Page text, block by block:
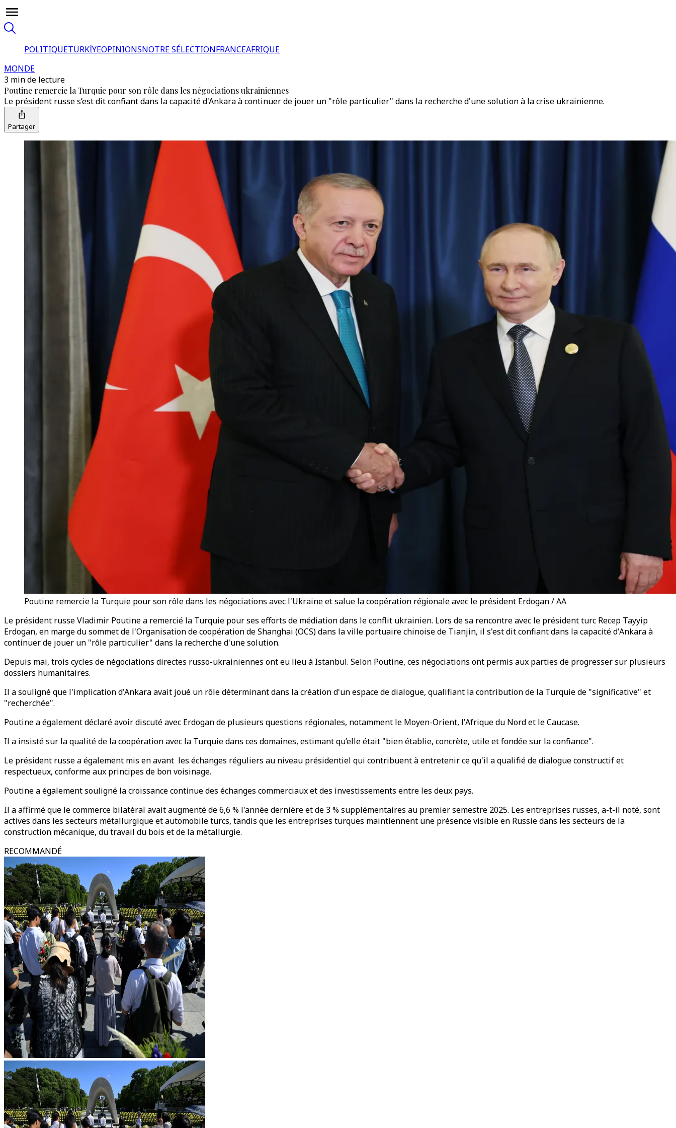
POLITIQUETÜRKİYEOPINIONSNOTRE SÉLECTIONFRANCEAFRIQUE
MONDE
3 min de lecture
Poutine remercie la Turquie pour son rôle dans les négociations ukrainiennes
Le président russe s’est dit confiant dans la capacité d'Ankara à continuer de jouer un "rôle particulier" dans la recherche d'une solution à la crise ukrainienne.
Partager
Poutine remercie la Turquie pour son rôle dans les négociations avec l'Ukraine et salue la coopération régionale avec le président Erdogan / AA
Le président russe Vladimir Poutine a remercié la Turquie pour ses efforts de médiation dans le conflit ukrainien. Lors de sa rencontre avec le président turc Recep Tayyip
Erdogan, en marge du sommet de l'Organisation de coopération de Shanghai (OCS) dans la ville portuaire chinoise de Tianjin, il s'est dit confiant dans la capacité d'Ankara à
continuer de jouer un "rôle particulier" dans la recherche d'une solution.
Depuis mai, trois cycles de négociations directes russo-ukrainiennes ont eu lieu à Istanbul. Selon Poutine, ces négociations ont permis aux parties de progresser sur plusieurs
dossiers humanitaires.
Il a souligné que l'implication d'Ankara avait joué un rôle déterminant dans la création d'un espace de dialogue, qualifiant la contribution de la Turquie de "significative" et
"recherchée".
Poutine a également déclaré avoir discuté avec Erdogan de plusieurs questions régionales, notamment le Moyen-Orient, l'Afrique du Nord et le Caucase.
Il a insisté sur la qualité de la coopération avec la Turquie dans ces domaines, estimant qu’elle était "bien établie, concrète, utile et fondée sur la confiance".
Le président russe a également mis en avant les échanges réguliers au niveau présidentiel qui contribuent à entretenir ce qu'il a qualifié de dialogue constructif et
respectueux, conforme aux principes de bon voisinage.
Poutine a également souligné la croissance continue des échanges commerciaux et des investissements entre les deux pays.
Il a affirmé que le commerce bilatéral avait augmenté de 6,6 % l'année dernière et de 3 % supplémentaires au premier semestre 2025. Les entreprises russes, a-t-il noté, sont
actives dans les secteurs métallurgique et automobile turcs, tandis que les entreprises turques maintiennent une présence visible en Russie dans les secteurs de la
construction mécanique, du travail du bois et de la métallurgie.
RECOMMANDÉ